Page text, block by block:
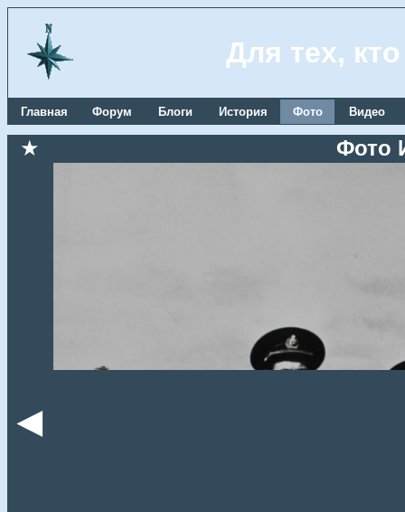
Для тех,
Главная Форум Блоги История Фото Видео
★ Фото
◄